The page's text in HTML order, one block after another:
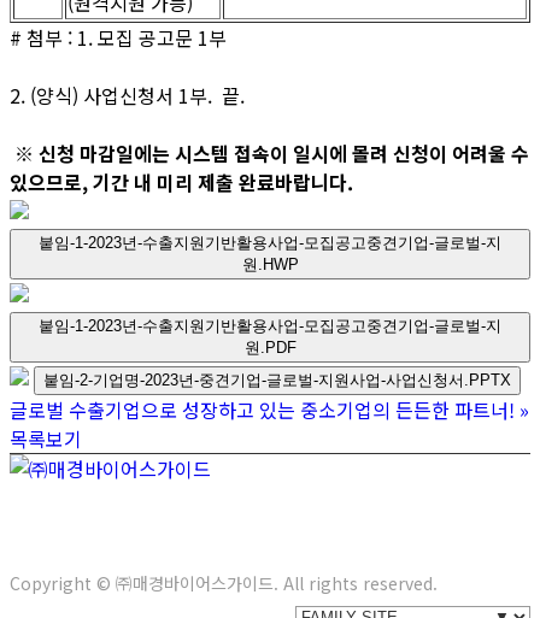
# 첨부 : 1. 모집 공고문 1부
2. (양식) 사업신청서 1부. 끝.
※ 신청 마감일에는 시스템 접속이 일시에 몰려 신청이 어려울 수
있으므로, 기간 내 미리 제출 완료바랍니다.
붙임-1-2023년-수출지원기반활용사업-모집공고중견기업-글로벌-지
원.HWP
붙임-1-2023년-수출지원기반활용사업-모집공고중견기업-글로벌-지
원.PDF
붙임-2-기업명-2023년-중견기업-글로벌-지원사업-사업신청서.PPTX
글로벌 수출기업으로 성장하고 있는 중소기업의 든든한 파트너! »
목록보기
Copyright © ㈜매경바이어스가이드. All rights reserved.